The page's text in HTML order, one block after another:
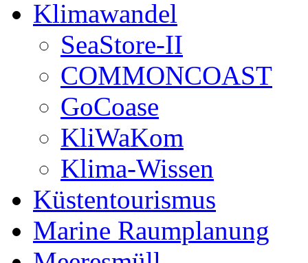
Klimawandel
SeaStore-II
COMMONCOAST
GoCoase
KliWaKom
Klima-Wissen
Küstentourismus
Marine Raumplanung